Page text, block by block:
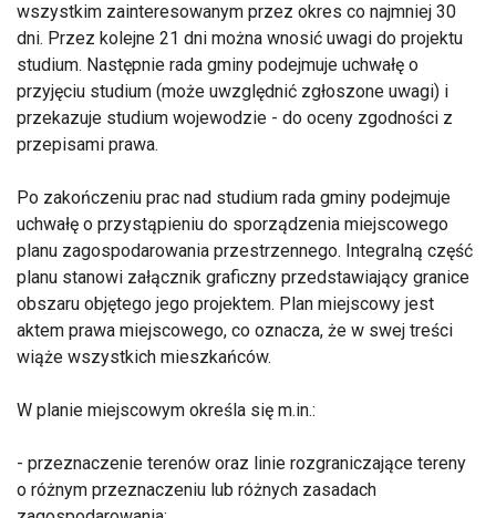
wszystkim zainteresowanym przez okres co najmniej 30
dni. Przez kolejne 21 dni można wnosić uwagi do projektu
studium. Następnie rada gminy podejmuje uchwałę o
przyjęciu studium (może uwzględnić zgłoszone uwagi) i
przekazuje studium wojewodzie - do oceny zgodności z
przepisami prawa.
Po zakończeniu prac nad studium rada gminy podejmuje
uchwałę o przystąpieniu do sporządzenia miejscowego
planu zagospodarowania przestrzennego. Integralną część
planu stanowi załącznik graficzny przedstawiający granice
obszaru objętego jego projektem. Plan miejscowy jest
aktem prawa miejscowego, co oznacza, że w swej treści
wiąże wszystkich mieszkańców.
W planie miejscowym określa się m.in.:
- przeznaczenie terenów oraz linie rozgraniczające tereny
o różnym przeznaczeniu lub różnych zasadach